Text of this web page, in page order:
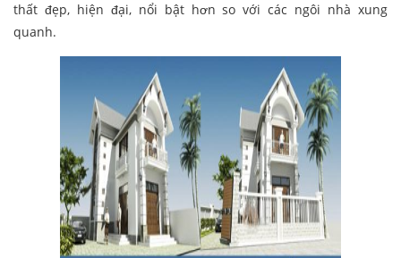
thất đẹp, hiện đại, nổi bật hơn so với các ngôi nhà xung
quanh.